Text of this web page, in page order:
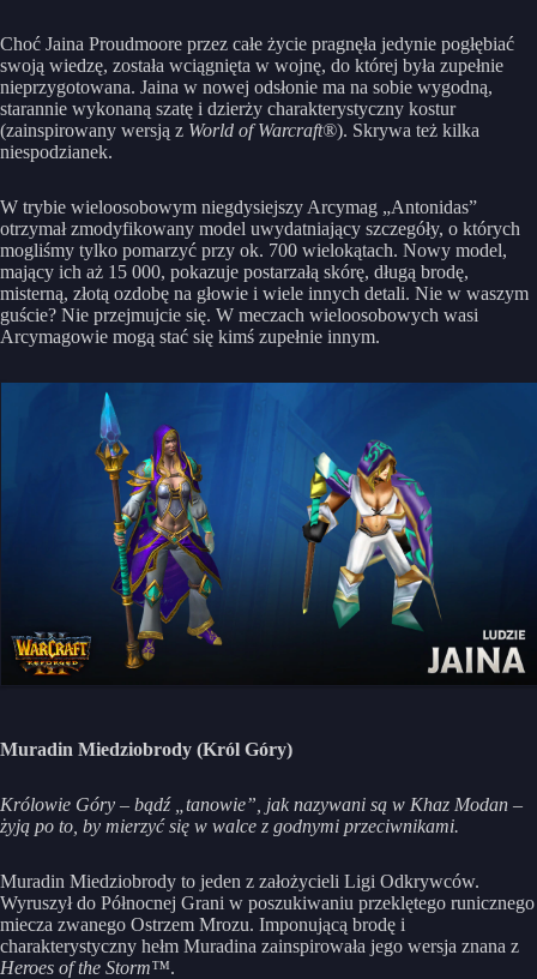
Choć Jaina Proudmoore przez całe życie pragnęła jedynie pogłębiać
swoją wiedzę, została wciągnięta w wojnę, do której była zupełnie
nieprzygotowana. Jaina w nowej odsłonie ma na sobie wygodną,
starannie wykonaną szatę i dzierży charakterystyczny kostur
(zainspirowany wersją z World of Warcraft®). Skrywa też kilka
niespodzianek.
W trybie wieloosobowym niegdysiejszy Arcymag „Antonidas”
otrzymał zmodyfikowany model uwydatniający szczegóły, o których
mogliśmy tylko pomarzyć przy ok. 700 wielokątach. Nowy model,
mający ich aż 15 000, pokazuje postarzałą skórę, długą brodę,
misterną, złotą ozdobę na głowie i wiele innych detali. Nie w waszym
guście? Nie przejmujcie się. W meczach wieloosobowych wasi
Arcymagowie mogą stać się kimś zupełnie innym.
Muradin Miedziobrody (Król Góry)
Królowie Góry – bądź „tanowie”, jak nazywani są w Khaz Modan –
żyją po to, by mierzyć się w walce z godnymi przeciwnikami.
Muradin Miedziobrody to jeden z założycieli Ligi Odkrywców.
Wyruszył do Północnej Grani w poszukiwaniu przeklętego runicznego
miecza zwanego Ostrzem Mrozu. Imponującą brodę i
charakterystyczny hełm Muradina zainspirowała jego wersja znana z
Heroes of the Storm™.